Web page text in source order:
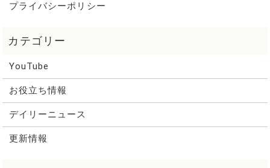
プライバシーポリシー
YouTube
お役立ち情報
デイリーニュース
更新情報